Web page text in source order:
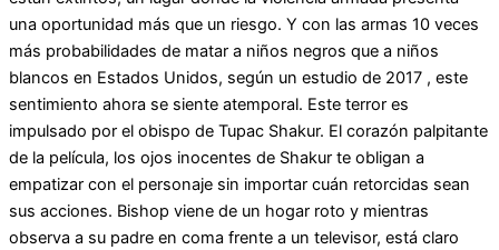
una oportunidad más que un riesgo. Y con las armas 10 veces
más probabilidades de matar a niños negros que a niños
blancos en Estados Unidos, según un estudio de 2017 , este
sentimiento ahora se siente atemporal. Este terror es
impulsado por el obispo de Tupac Shakur. El corazón palpitante
de la película, los ojos inocentes de Shakur te obligan a
empatizar con el personaje sin importar cuán retorcidas sean
sus acciones. Bishop viene de un hogar roto y mientras
observa a su padre en coma frente a un televisor, está claro